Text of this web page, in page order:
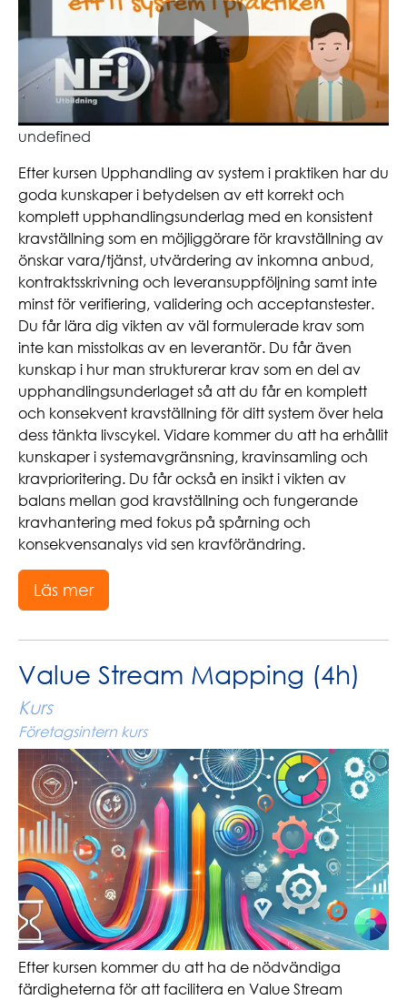
undefined
Efter kursen Upphandling av system i praktiken har du
goda kunskaper i betydelsen av ett korrekt och
komplett upphandlingsunderlag med en konsistent
kravställning som en möjliggörare för kravställning av
önskar vara/tjänst, utvärdering av inkomna anbud,
kontraktsskrivning och leveransuppföljning samt inte
minst för verifiering, validering och acceptanstester.
Du får lära dig vikten av väl formulerade krav som
inte kan misstolkas av en leverantör. Du får även
kunskap i hur man strukturerar krav som en del av
upphandlingsunderlaget så att du får en komplett
och konsekvent kravställning för ditt system över hela
dess tänkta livscykel. Vidare kommer du att ha erhållit
kunskaper i systemavgränsning, kravinsamling och
kravprioritering. Du får också en insikt i vikten av
balans mellan god kravställning och fungerande
kravhantering med fokus på spårning och
konsekvensanalys vid sen kravförändring.
Läs mer
Value Stream Mapping (4h)
Kurs
Företagsintern kurs
Efter kursen kommer du att ha de nödvändiga
färdigheterna för att facilitera en Value Stream